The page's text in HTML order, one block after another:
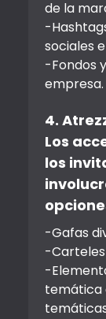
de la
-
sociales
-Fondos
empresa.
4.
Los
los
-Gafas
-Carteles
-
temática